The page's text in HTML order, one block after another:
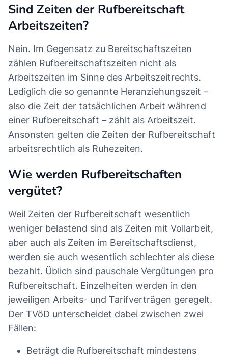
Sind Zeiten der Rufbereitschaft
Arbeitszeiten?
Nein. Im Gegensatz zu Bereitschaftszeiten
zählen Rufbereitschaftszeiten nicht als
Arbeitszeiten im Sinne des Arbeitszeitrechts.
Lediglich die so genannte Heranziehungszeit –
also die Zeit der tatsächlichen Arbeit während
einer Rufbereitschaft – zählt als Arbeitszeit.
Ansonsten gelten die Zeiten der Rufbereitschaft
arbeitsrechtlich als Ruhezeiten.
Wie werden Rufbereitschaften
vergütet?
Weil Zeiten der Rufbereitschaft wesentlich
weniger belastend sind als Zeiten mit Vollarbeit,
aber auch als Zeiten im Bereitschaftsdienst,
werden sie auch wesentlich schlechter als diese
bezahlt. Üblich sind pauschale Vergütungen pro
Rufbereitschaft. Einzelheiten werden in den
jeweiligen Arbeits- und Tarifverträgen geregelt.
Der TVöD unterscheidet dabei zwischen zwei
Fällen:
Beträgt die Rufbereitschaft mindestens